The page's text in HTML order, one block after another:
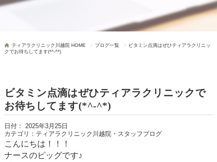
ティアラクリニック川越院 HOME ブログ一覧
ビタミン点滴はぜひティアラクリニッ
クでお待ちしてます(*^-^*)
ビタミン点滴はぜひティアラクリニックで
お待ちしてます(*^-^*)
日付： 2025年3月25日
カテゴリ： ティアラクリニック川越院・スタッフブログ
こんにちは！！！
ナースのピッグです♪